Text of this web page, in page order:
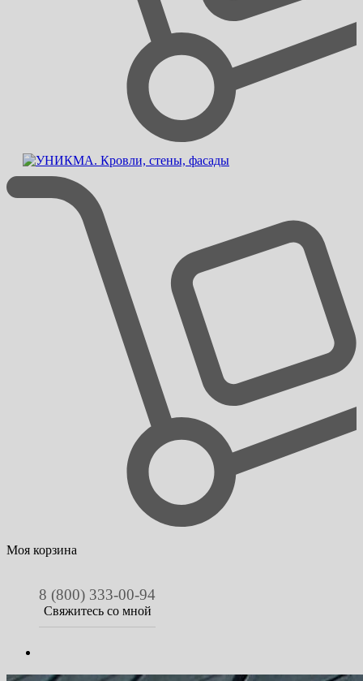
Моя корзина
8 (800) 333-00-94
Свяжитесь со мной